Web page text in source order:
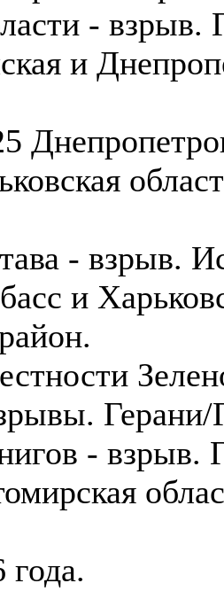
- взрыв.
и
- взрыв.
и
Герани/
- взрыв.
года.